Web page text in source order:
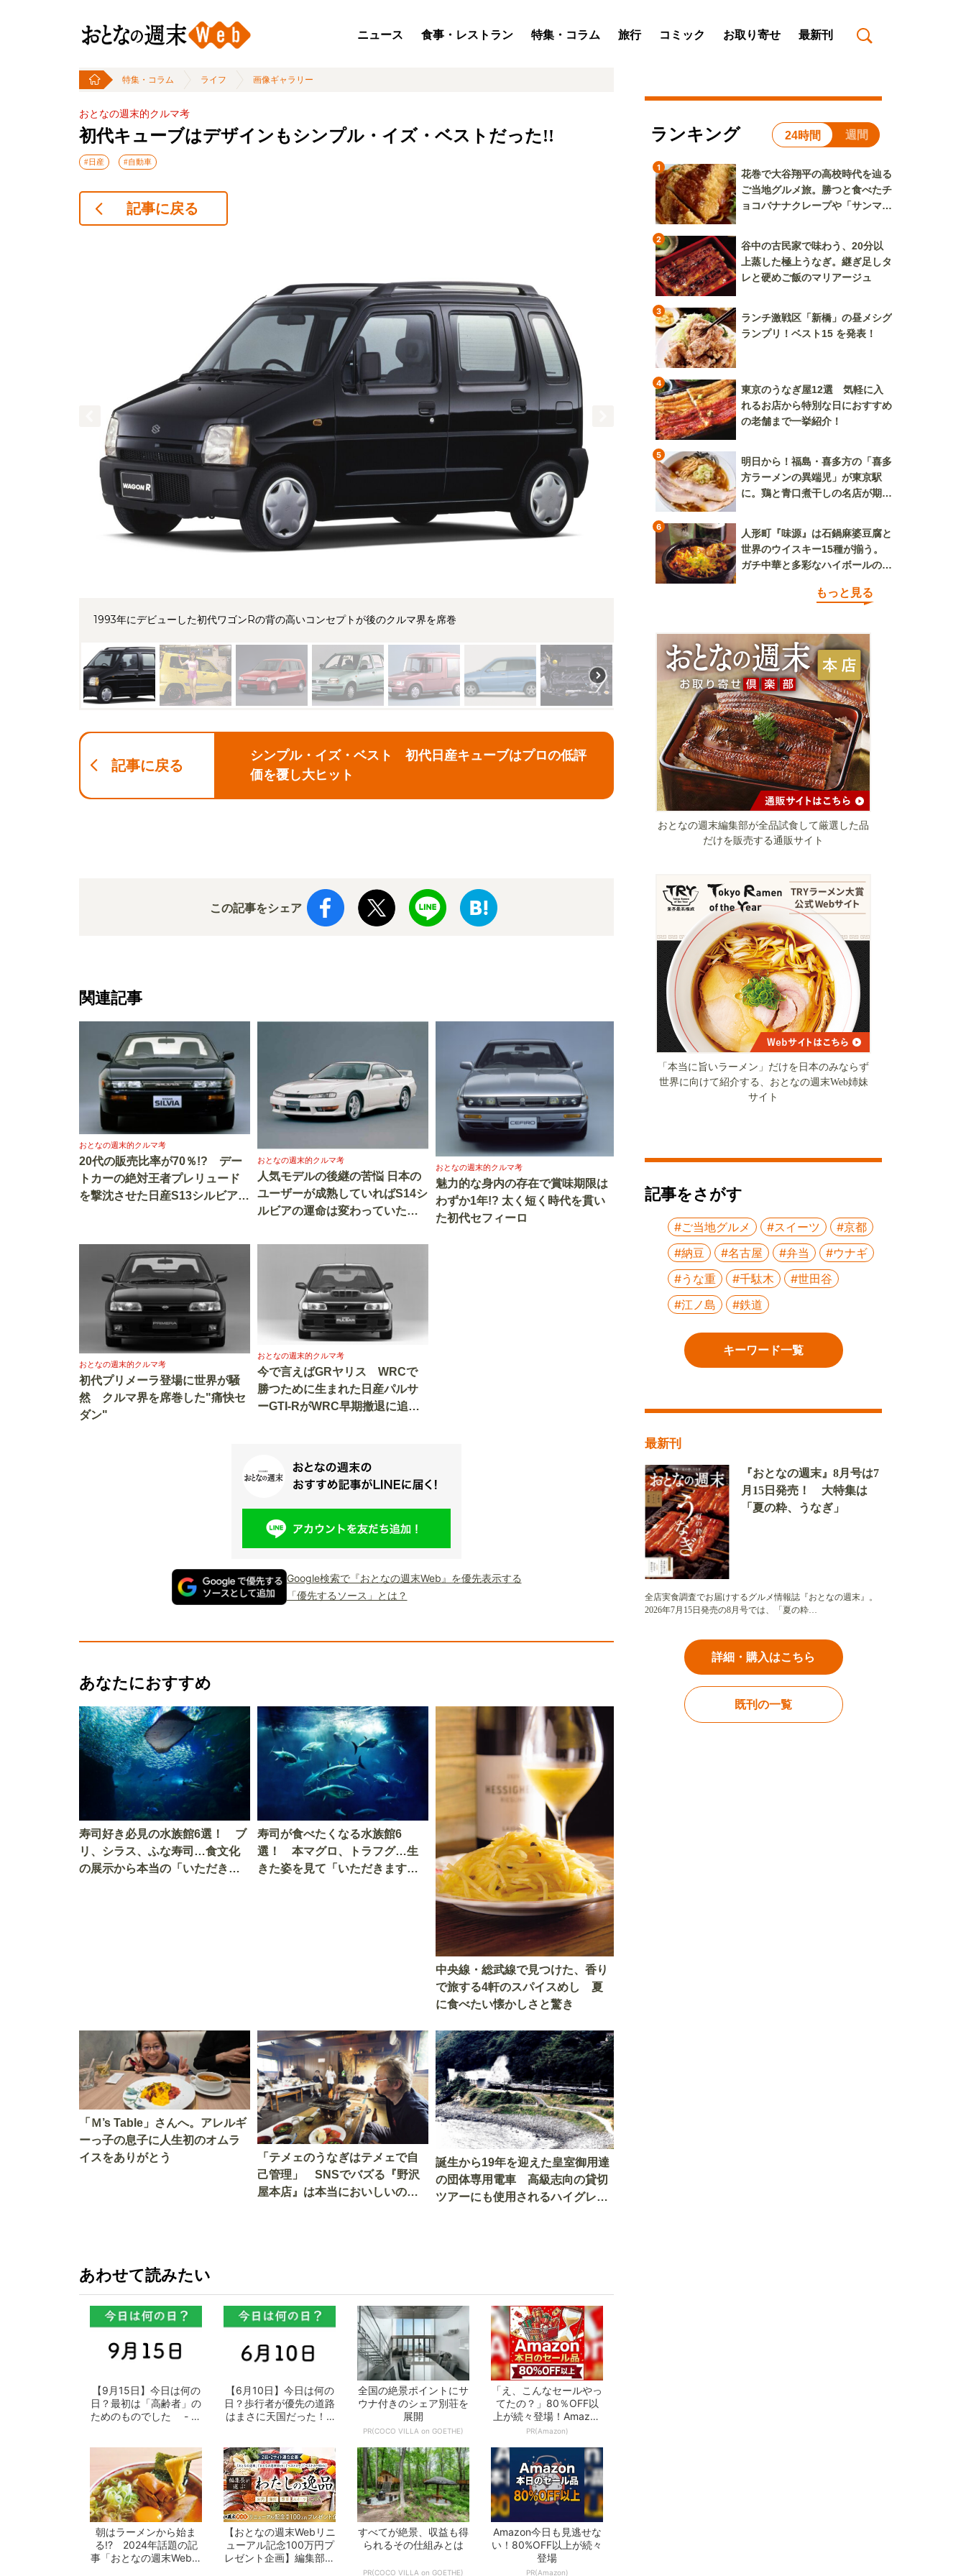
ニュース 食事・レストラン 特集・コラム 旅行 コミック お取り寄せ 最新刊
特集・コラム ライフ 画像ギャラリー
おとなの週末的クルマ考
初代キューブはデザインもシンプル・イズ・ベストだった!!
#日産 #自動車
記事に戻る
1993年にデビューした初代ワゴンRの背の高いコンセプトが後のクルマ界を席巻
記事に戻る
シンプル・イズ・ベスト 初代日産キューブはプロの低評
価を覆し大ヒット
この記事をシェア
関連記事
おとなの週末的クルマ考
20代の販売比率が70％!? デー
トカーの絶対王者プレリュード
を撃沈させた日産S13シルビアは
おとなの週末的クルマ考
人気モデルの後継の苦悩 日本の
ユーザーが成熟していればS14シ
ルビアの運命は変わっていたか
おとなの週末的クルマ考
魅力的な身内の存在で賞味期限は
わずか1年!? 太く短く時代を貫い
た初代セフィーロ
おとなの週末的クルマ考
初代プリメーラ登場に世界が騒
然 クルマ界を席巻した"痛快セ
ダン"
おとなの週末的クルマ考
今で言えばGRヤリス WRCで
勝つために生まれた日産パルサ
ーGTI-RがWRC早期撤退に追い
Google検索で『おとなの週末Web』を優先表示する
「優先するソース」とは？
あなたにおすすめ
寿司好き必見の水族館6選！ ブ
リ、シラス、ふな寿司…食文化
の展示から本当の「いただきま
寿司が食べたくなる水族館6
選！ 本マグロ、トラフグ…生
きた姿を見て「いただきます」
中央線・総武線で見つけた、香り
で旅する4軒のスパイスめし 夏
に食べたい懐かしさと驚き
「Ｍ’s Table」さんへ。アレルギ
ーっ子の息子に人生初のオムラ
イスをありがとう
「テメェのうなぎはテメェで自
己管理」 SNSでバズる『野沢
屋本店』は本当においしいの
誕生から19年を迎えた皇室御用達
の団体専用電車 高級志向の貸切
ツアーにも使用されるハイグレー
あわせて読みたい
【9月15日】今日は何の
日？最初は「高齢者」の
ためのものでした - お
【6月10日】今日は何の
日？歩行者が優先の道路
はまさに天国だった！ -
全国の絶景ポイントにサ
ウナ付きのシェア別荘を
展開
PR(COCO VILLA on GOETHE)
「え、こんなセールやっ
てたの？」80％OFF以
上が続々登場！Amazon
の本気が...
PR(Amazon)
朝はラーメンから始ま
る!? 2024年話題の記
事「おとなの週末Web」
【おとなの週末Webリニ
ューアル記念100万円プ
レゼント企画】編集部が
すべてが絶景、収益も得
られるその仕組みとは
PR(COCO VILLA on GOETHE)
Amazon今日も見逃せな
い！80%OFF以上が続々
登場
PR(Amazon)
ランキング 24時間 週間
1
花巻で大谷翔平の高校時代を辿る
ご当地グルメ旅。勝つと食べたチ
ョコバナナクレープや「サンマー
2
谷中の古民家で味わう、20分以
上蒸した極上うなぎ。継ぎ足しタ
レと硬めご飯のマリアージュ
3
ランチ激戦区「新橋」の昼メシグ
ランプリ！ベスト15 を発表！
4
東京のうなぎ屋12選 気軽に入
れるお店から特別な日におすすめ
の老舗まで一挙紹介！
5
明日から！福島・喜多方の「喜多
方ラーメンの異端児」が東京駅
に。鶏と青口煮干しの名店が期間
6
人形町『味源』は石鍋麻婆豆腐と
世界のウイスキー15種が揃う。
ガチ中華と多彩なハイボールの組
もっと見る
おとなの週末編集部が全品試食して厳選した品
だけを販売する通販サイト
「本当に旨いラーメン」だけを日本のみならず
世界に向けて紹介する、おとなの週末Web姉妹
サイト
記事をさがす
#ご当地グルメ #スイーツ
#京都
#納豆
#名古屋 #弁当
#ウナギ
#うな重
#千駄木
#世田谷
#江ノ島
#鉄道
キーワード一覧
最新刊
『おとなの週末』8月号は7
月15日発売！ 大特集は
「夏の粋、うなぎ」
全店実食調査でお届けするグルメ情報誌『おとなの週末』。
2026年7月15日発売の8月号では、「夏の粋…
詳細・購入はこちら
既刊の一覧